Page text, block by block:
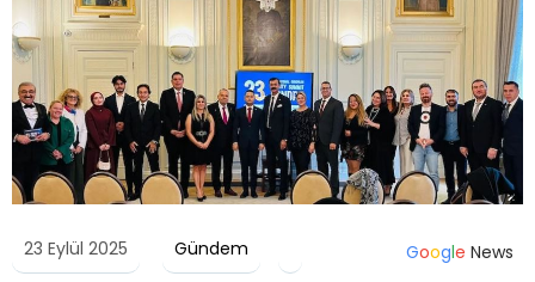
23 Eylül 2025 Gündem Google News